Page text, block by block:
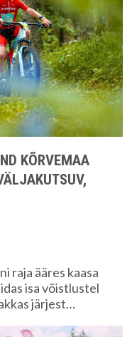
KÕRVEMAA
raja ääres kaasa
isa võistlustel
järjest…